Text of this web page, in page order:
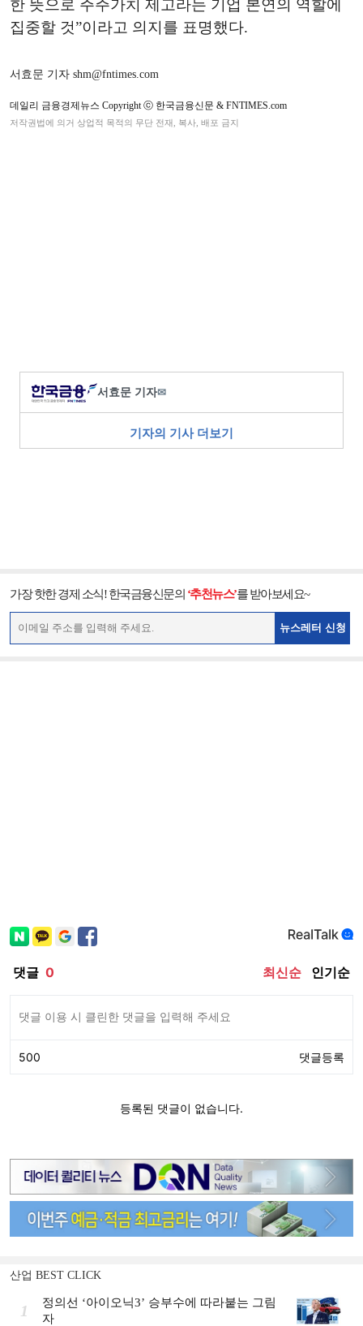
한 뜻으로 주주가치 제고라는 기업 본연의 역할에
집중할 것”이라고 의지를 표명했다.
서효문 기자 shm@fntimes.com
데일리 금융경제뉴스 Copyright ⓒ 한국금융신문 & FNTIMES.com
저작권법에 의거 상업적 목적의 무단 전재, 복사, 배포 금지
서효문 기자✉
기자의 기사 더보기
가장 핫한 경제 소식! 한국금융신문의 ‘추천뉴스’를 받아보세요~
뉴스레터 신청
산업 BEST CLICK
1
정의선 ‘아이오닉3ʼ 승부수에 따라붙는 그림
자